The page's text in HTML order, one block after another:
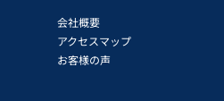
会社概要
アクセスマップ
お客様の声